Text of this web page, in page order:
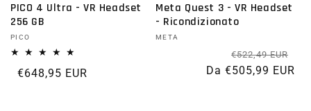
PICO 4 Ultra - VR Headset
256 GB
Fornitore:
PICO
Prezzo di listino
€648,95 EUR
Meta Quest 3 - VR Headset
- Ricondizionato
Fornitore:
META
€522,49 EUR
Da €505,99 EUR